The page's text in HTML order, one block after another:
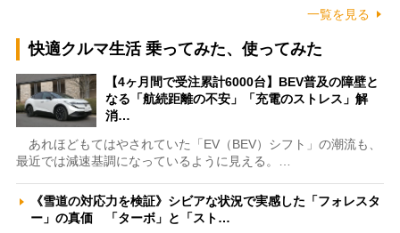
一覧を見る
快適クルマ生活 乗ってみた、使ってみた
【4ヶ月間で受注累計6000台】BEV普及の障壁と
なる「航続距離の不安」「充電のストレス」解
消…
あれほどもてはやされていた「EV（BEV）シフト」の潮流も、
最近では減速基調になっているように見える。…
《雪道の対応力を検証》シビアな状況で実感した「フォレスタ
ー」の真価 「ターボ」と「スト…